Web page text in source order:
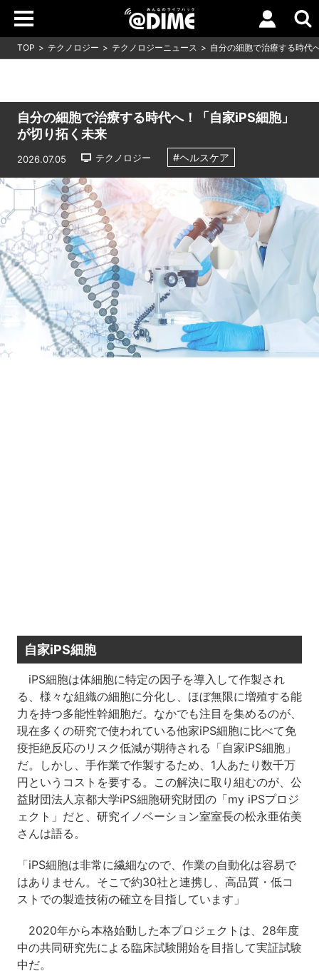
TOP テクノロジー テクノロジーニュース 自分の細胞で治療する時代
自分の細胞で治療する時代へ！「自家iPS細胞」
が切り拓く未来
2026.07.05 テクノロジー #ヘルスケア
自家iPS細胞
iPS細胞は体細胞に特定の因子を導入して作製され
る、様々な組織の細胞に分化し、ほぼ無限に増殖する能
力を持つ多能性幹細胞だ。なかでも注目を集めるのが、
現在多くの研究で使われている他家iPS細胞に比べて免
疫拒絶反応のリスク低減が期待される「自家iPS細胞」
だ。しかし、手作業で作製するため、1人あたり数千万
円というコストを要する。この解決に取り組むのが、公
益財団法人京都大学iPS細胞研究財団の「my iPSプロジ
ェクト」だと、研究イノベーション室室長の松永亜佑美
さんは語る。
「iPS細胞は非常に繊細なので、作業の自動化は容易で
はありません。そこで約30社と連携し、高品質・低コ
ストでの製造技術の確立を目指しています」
2020年から本格始動した本プロジェクトは、28年度
中の共同研究先による臨床試験開始を目指して実証試験
中だ。